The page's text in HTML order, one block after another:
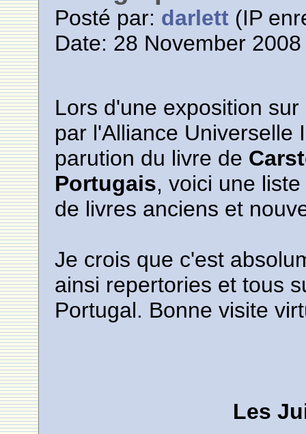
Posté par: darlett (IP
Date: 28 November
Lors d'une exposition
par l'Alliance Universelle
parution du livre de
Portugais, voici une
de livres anciens et
Je crois que c'est
ainsi repertories et tous
Portugal. Bonne visite
Les